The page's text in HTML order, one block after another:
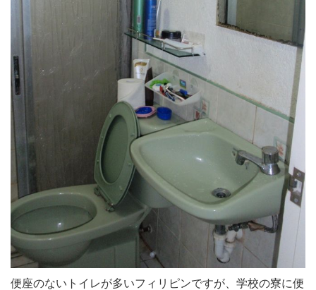
便座のないトイレが多いフィリピンですが、学校の寮に便